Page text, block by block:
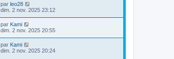
par leo28
dim. 2 nov. 2025 23:12
par Kami
dim. 2 nov. 2025 20:55
par Kami
dim. 2 nov. 2025 20:24